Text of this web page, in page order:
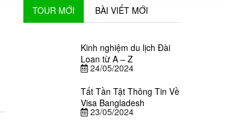
TOUR MỚI BÀI VIẾT MỚI
Kinh nghiệm du lịch Đài
Loan từ A – Z
24/05/2024
Tất Tần Tật Thông Tin Về
Visa Bangladesh
23/05/2024